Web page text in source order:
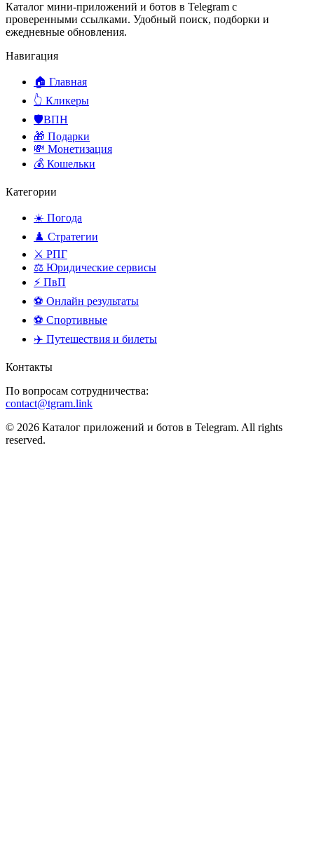
Каталог мини-приложений и ботов в Telegram с
проверенными ссылками. Удобный поиск, подборки и
ежедневные обновления.
Навигация
🏠 Главная
👆 Кликеры
🛡️ВПН
🎁 Подарки
💸 Монетизация
💰 Кошельки
Категории
☀️ Погода
♟️ Стратегии
⚔️ РПГ
⚖️ Юридические сервисы
⚡ ПвП
⚽ Онлайн результаты
⚽ Спортивные
✈️ Путешествия и билеты
Контакты
По вопросам сотрудничества:
contact@tgram.link
© 2026 Каталог приложений и ботов в Telegram. All rights
reserved.